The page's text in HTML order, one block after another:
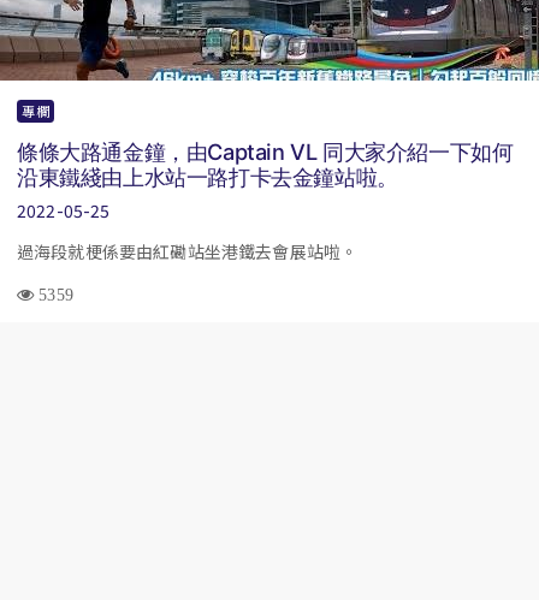
專欄
條條大路通金鐘，由Captain VL 同大家介紹一下如何
沿東鐵綫由上水站一路打卡去金鐘站啦。
2022-05-25
過海段就梗係要由紅磡站坐港鐵去會展站啦。
5359